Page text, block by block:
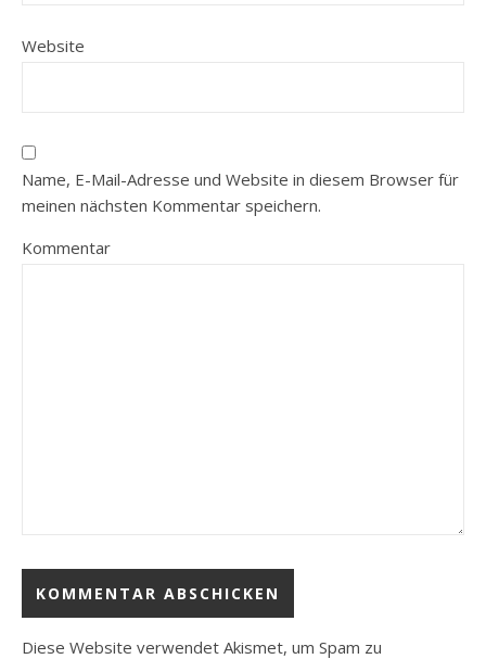
Website
Name, E-Mail-Adresse und Website in diesem Browser für
meinen nächsten Kommentar speichern.
Kommentar
Diese Website verwendet Akismet, um Spam zu